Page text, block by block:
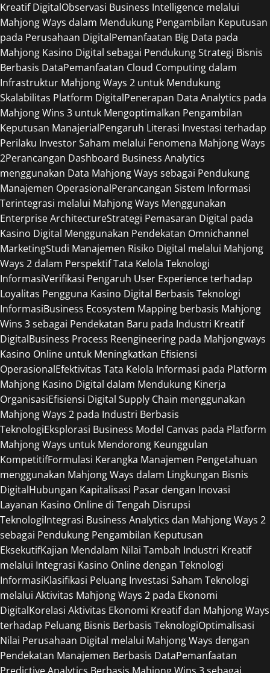
Kreatif DigitalObservasi Business Intelligence melalui
Mahjong Ways dalam Mendukung Pengambilan Keputusan
pada Perusahaan DigitalPemanfaatan Big Data pada
Mahjong Kasino Digital sebagai Pendukung Strategi Bisnis
Berbasis DataPemanfaatan Cloud Computing dalam
Infrastruktur Mahjong Ways 2 untuk Mendukung
Skalabilitas Platform DigitalPenerapan Data Analytics pada
Mahjong Wins 3 untuk Mengoptimalkan Pengambilan
Keputusan ManajerialPengaruh Literasi Investasi terhadap
Perilaku Investor Saham melalui Fenomena Mahjong Ways
2Perancangan Dashboard Business Analytics
menggunakan Data Mahjong Ways sebagai Pendukung
Manajemen OperasionalPerancangan Sistem Informasi
Terintegrasi melalui Mahjong Ways Menggunakan
Enterprise ArchitectureStrategi Pemasaran Digital pada
Kasino Digital Menggunakan Pendekatan Omnichannel
MarketingStudi Manajemen Risiko Digital melalui Mahjong
Ways 2 dalam Perspektif Tata Kelola Teknologi
InformasiVerifikasi Pengaruh User Experience terhadap
Loyalitas Pengguna Kasino Digital Berbasis Teknologi
InformasiBusiness Ecosystem Mapping berbasis Mahjong
Wins 3 sebagai Pendekatan Baru pada Industri Kreatif
DigitalBusiness Process Reengineering pada Mahjongways
Kasino Online untuk Meningkatkan Efisiensi
OperasionalEfektivitas Tata Kelola Informasi pada Platform
Mahjong Kasino Digital dalam Mendukung Kinerja
OrganisasiEfisiensi Digital Supply Chain menggunakan
Mahjong Ways 2 pada Industri Berbasis
TeknologiEksplorasi Business Model Canvas pada Platform
Mahjong Ways untuk Mendorong Keunggulan
KompetitifFormulasi Kerangka Manajemen Pengetahuan
menggunakan Mahjong Ways dalam Lingkungan Bisnis
DigitalHubungan Kapitalisasi Pasar dengan Inovasi
Layanan Kasino Online di Tengah Disrupsi
TeknologiIntegrasi Business Analytics dan Mahjong Ways 2
sebagai Pendukung Pengambilan Keputusan
EksekutifKajian Mendalam Nilai Tambah Industri Kreatif
melalui Integrasi Kasino Online dengan Teknologi
InformasiKlasifikasi Peluang Investasi Saham Teknologi
melalui Aktivitas Mahjong Ways 2 pada Ekonomi
DigitalKorelasi Aktivitas Ekonomi Kreatif dan Mahjong Ways
terhadap Peluang Bisnis Berbasis TeknologiOptimalisasi
Nilai Perusahaan Digital melalui Mahjong Ways dengan
Pendekatan Manajemen Berbasis DataPemanfaatan